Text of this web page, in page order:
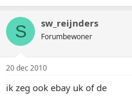
S sw_reijnders
Forumbewoner
20 dec 2010
ik zeg ook ebay uk of de